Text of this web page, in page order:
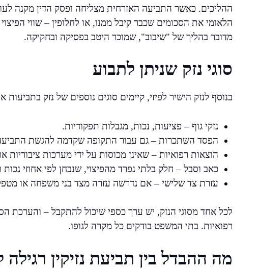
ההליכים. כאשר התביעה האזרחית מצליחה ופסק הדין מקנה
הלאומי את הסכומים שכבר קיבל ממנו, או לחלופין – שווי
מדובר בהליך של "שיבוב", שמוכר היטב בפסיקה ובחקיקה.
סוגי נזק שניתן לתבוע
בנוסף לנזק הישיר לפיזי, קיימים סוגים נוספים של נזק
נזקי גוף – פציעות, נכות, מגבלות תפקודיות.
הפסד השתכרות – גם עבור התקופה שקדמה להגשת התביעה
הוצאות רפואיות – שאינן מכוסות על ידי מערכות ציבוריות
כאב וסבל – חלק בלתי נפרד מהפיצוי, שנבחן לפי אחוזי נכות
עזרת צד שלישי – אם נדרשה עזרה מצד בני משפחה או
לכל אחד מסוגי הנזק, יש ערך כספי שיכול להתקבל – והערכת
רפואיות. בתי המשפט בודקים כל מקרה לגופו.
מה ההבדל בין תביעת נזיקין